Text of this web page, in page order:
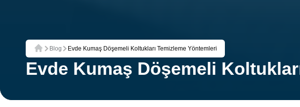
Ana Sayfa
Blog Evde Kumaş Döşemeli Koltukları Temizleme Yöntemleri
Evde Kumaş Döşemeli